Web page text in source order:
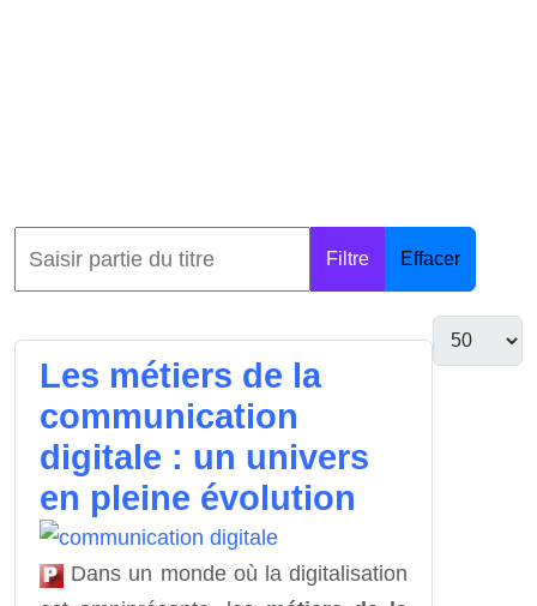
Filtre Effacer
Les métiers de la
communication
digitale : un univers
en pleine évolution
Dans un monde où la digitalisation